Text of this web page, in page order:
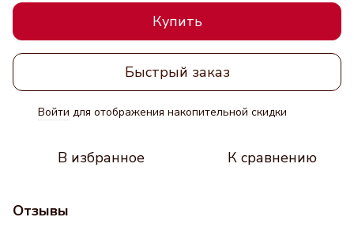
Купить
Быстрый заказ
Войти для отображения накопительной скидки
В избранное К сравнению
Отзывы